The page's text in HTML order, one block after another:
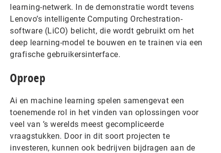
learning-netwerk. In de demonstratie wordt tevens
Lenovo’s intelligente Computing Orchestration-
software (LiCO) belicht, die wordt gebruikt om het
deep learning-model te bouwen en te trainen via een
grafische gebruikersinterface.
Oproep
Ai en machine learning spelen samengevat een
toenemende rol in het vinden van oplossingen voor
veel van ’s werelds meest gecompliceerde
vraagstukken. Door in dit soort projecten te
investeren, kunnen ook bedrijven bijdragen aan de